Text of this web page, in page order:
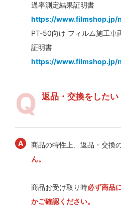
過率測定結果証明書
https://www.filmshop.jp/
PT-50向け フィルム施工車
証明書
https://www.filmshop.jp/
返品・交換をしたい
商品の特性上、返品・交換
ん。
商品お受け取り時必ず商品
かご確認ください。